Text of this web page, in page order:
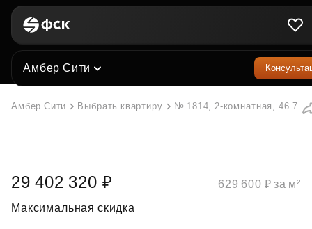
Амбер Сити
Амбер Сити Выбрать квартиру № 1814, 2-комнатная, 46.7 м²
29 402 320 ₽
Максимальная скидка
629 600 ₽ за м²